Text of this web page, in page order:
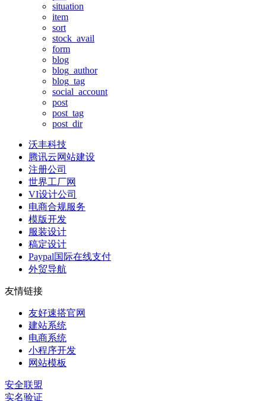
situation
item
sort
stock_avail
form
blog
blog_author
blog_tag
social_account
post
post_tag
post_dir
沃丰科技
腾讯云网站建设
注册公司
世界工厂网
VI设计公司
电商合规服务
模版开发
服装设计
稿定设计
Paypal国际在线支付
外贸导航
友情链接
友好速搭官网
建站系统
电商系统
小程序开发
网站模板
安全联盟
实名验证